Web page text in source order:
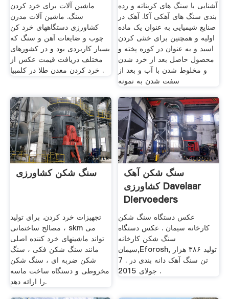
ماشین آلات برای خرد کردن
سنگ. ماشین آلات مدرن
کشاورزی دستگاههای خرد کن
چوب و ضایعات آهن و سنگ که
بسیار کاربردی بود و در کشورهای
مختلف دریافت قیمت عکس از
خرد کردن معدن طلا در کلمبیا .
آشنایی با سنگ های کربناته و رده
بندی سنگ های آهکی آکا. آهک در
صنایع شیمیایی به عنوان یک ماده
اولیه و همچنین برای خنثی کردن
اسید و به عنوان در کوره پخته و
محصول حاصل بعد از خرد شدن
و مخلوط شدن با آب و بعد از
سفت شدن به نمونه
سنگ شکن کشاورزی
تجهیزات خرد کردن. برای تولید
مصالح ساختمانی ، skm می
تواند ماشینهای خرد کننده اصلی
مانند سنگ شکن فکی ، سنگ
شکن ضربه ای ، سنگ شکن
مخروطی و دستگاه ساخت ماسه
را ارائه دهد.
سنگ شکن آهک
کشاورزی Davelaar
Diervoeders
عکس دستگاه سنگ شکن
کارخانه سیمان . عکس دستگاه
سنگ شکن کارخانه
سیمان,Eforosh, تولید ۳۸۶ هزار
تن سنگ آهک دانه بندی در . 7
جولای 2015 .